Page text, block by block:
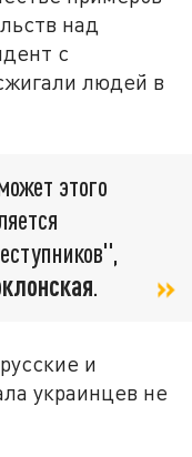
над
с
людей в
этого
.
и
украинцев не